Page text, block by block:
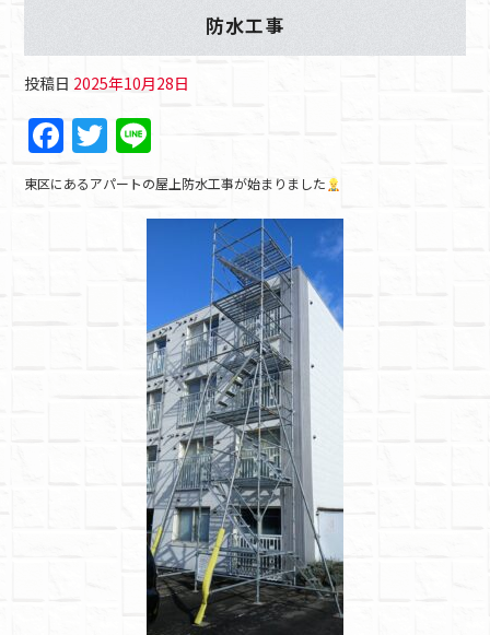
防水工事
投稿日 2025年10月28日
F
a
c
T
w
itt
n
e
東区にあるアパートの屋上防水工事が始まりました